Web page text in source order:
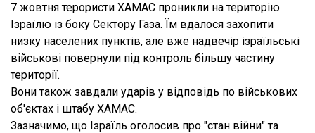
7 жовтня терористи ХАМАС проникли на територію
Ізраїлю із боку Сектору Газа. Їм вдалося захопити
низку населених пунктів, але вже надвечір ізраїльські
військові повернули під контроль більшу частину
території.
Вони також завдали ударів у відповідь по військових
об'єктах і штабу ХАМАС.
Зазначимо, що Ізраїль оголосив про "стан війни" та